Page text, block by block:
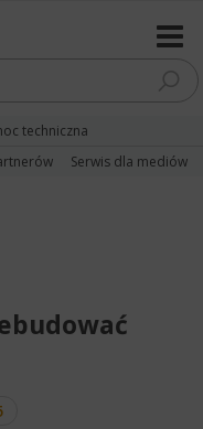
techniczna
Serwis dla mediów